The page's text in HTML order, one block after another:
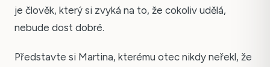
je člověk, který si zvyká na to, že cokoliv udělá,
nebude dost dobré.
Představte si Martina, kterému otec nikdy neřekl, že